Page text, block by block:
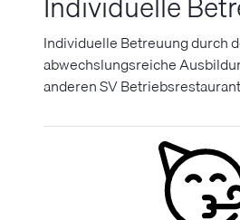
Individuelle Betreuung durch
abwechslungsreiche
anderen SV Betriebsrestaurant